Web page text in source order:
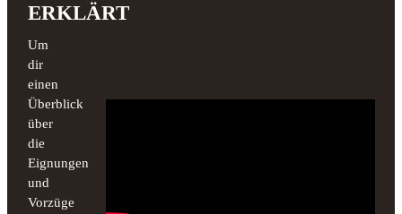
ERKLÄRT
Um
dir
einen
Überblick
über
die
Eignungen
und
Vorzüge